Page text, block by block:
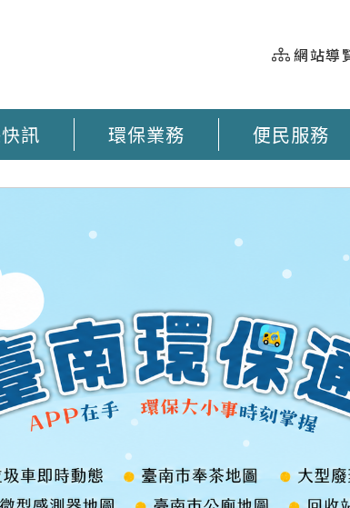
網站導
訊 環保業務 便民服務
時動態 臺南市奉茶地圖 大型廢棄物清運